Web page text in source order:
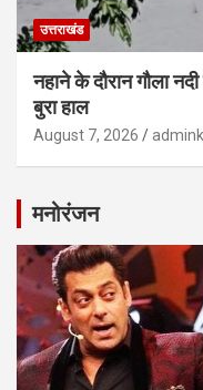
उत्तराखंड
नहाने के दौरान गौला
बुरा हाल
August 7, 2026
मनोरंजन